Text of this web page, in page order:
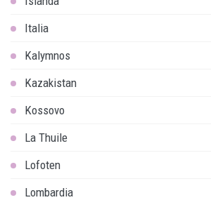
Italia
Kalymnos
Kazakistan
Kossovo
La Thuile
Lofoten
Lombardia